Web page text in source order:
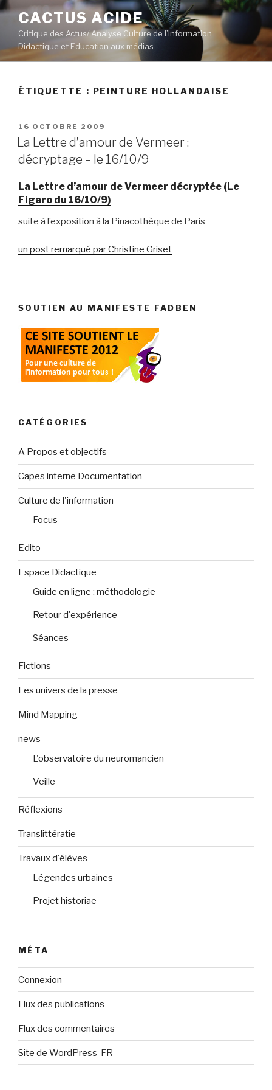
Aller
contenu
principal
CACTUS ACIDE
Critique des Actus/ Analyse Culture de l’Information
Didactique et Education aux médias
ÉTIQUETTE : PEINTURE HOLLANDAISE
PUBLIÉ
LE
16 OCTOBRE 2009
La Lettre d’amour de Vermeer :
décryptage – le 16/10/9
La Lettre d’amour de Vermeer décryptée (Le
Figaro du 16/10/9)
suite à l’exposition à la Pinacothèque de Paris
un post remarqué par Christine Griset
SOUTIEN AU MANIFESTE FADBEN
CATÉGORIES
A Propos et objectifs
Capes interne Documentation
Culture de l'information
Focus
Edito
Espace Didactique
Guide en ligne : méthodologie
Retour d'expérience
Séances
Fictions
Les univers de la presse
Mind Mapping
news
L'observatoire du neuromancien
Veille
Réflexions
Translittératie
Travaux d'élèves
Légendes urbaines
Projet historiae
MÉTA
Connexion
Flux des publications
Flux des commentaires
Site de WordPress-FR